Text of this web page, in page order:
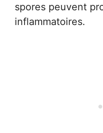
spores peuvent
inflammatoires.